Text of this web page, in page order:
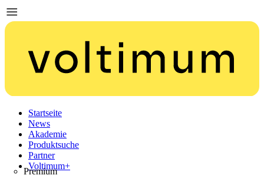
Startseite
News
Akademie
Produktsuche
Partner
Premium
Voltimum+